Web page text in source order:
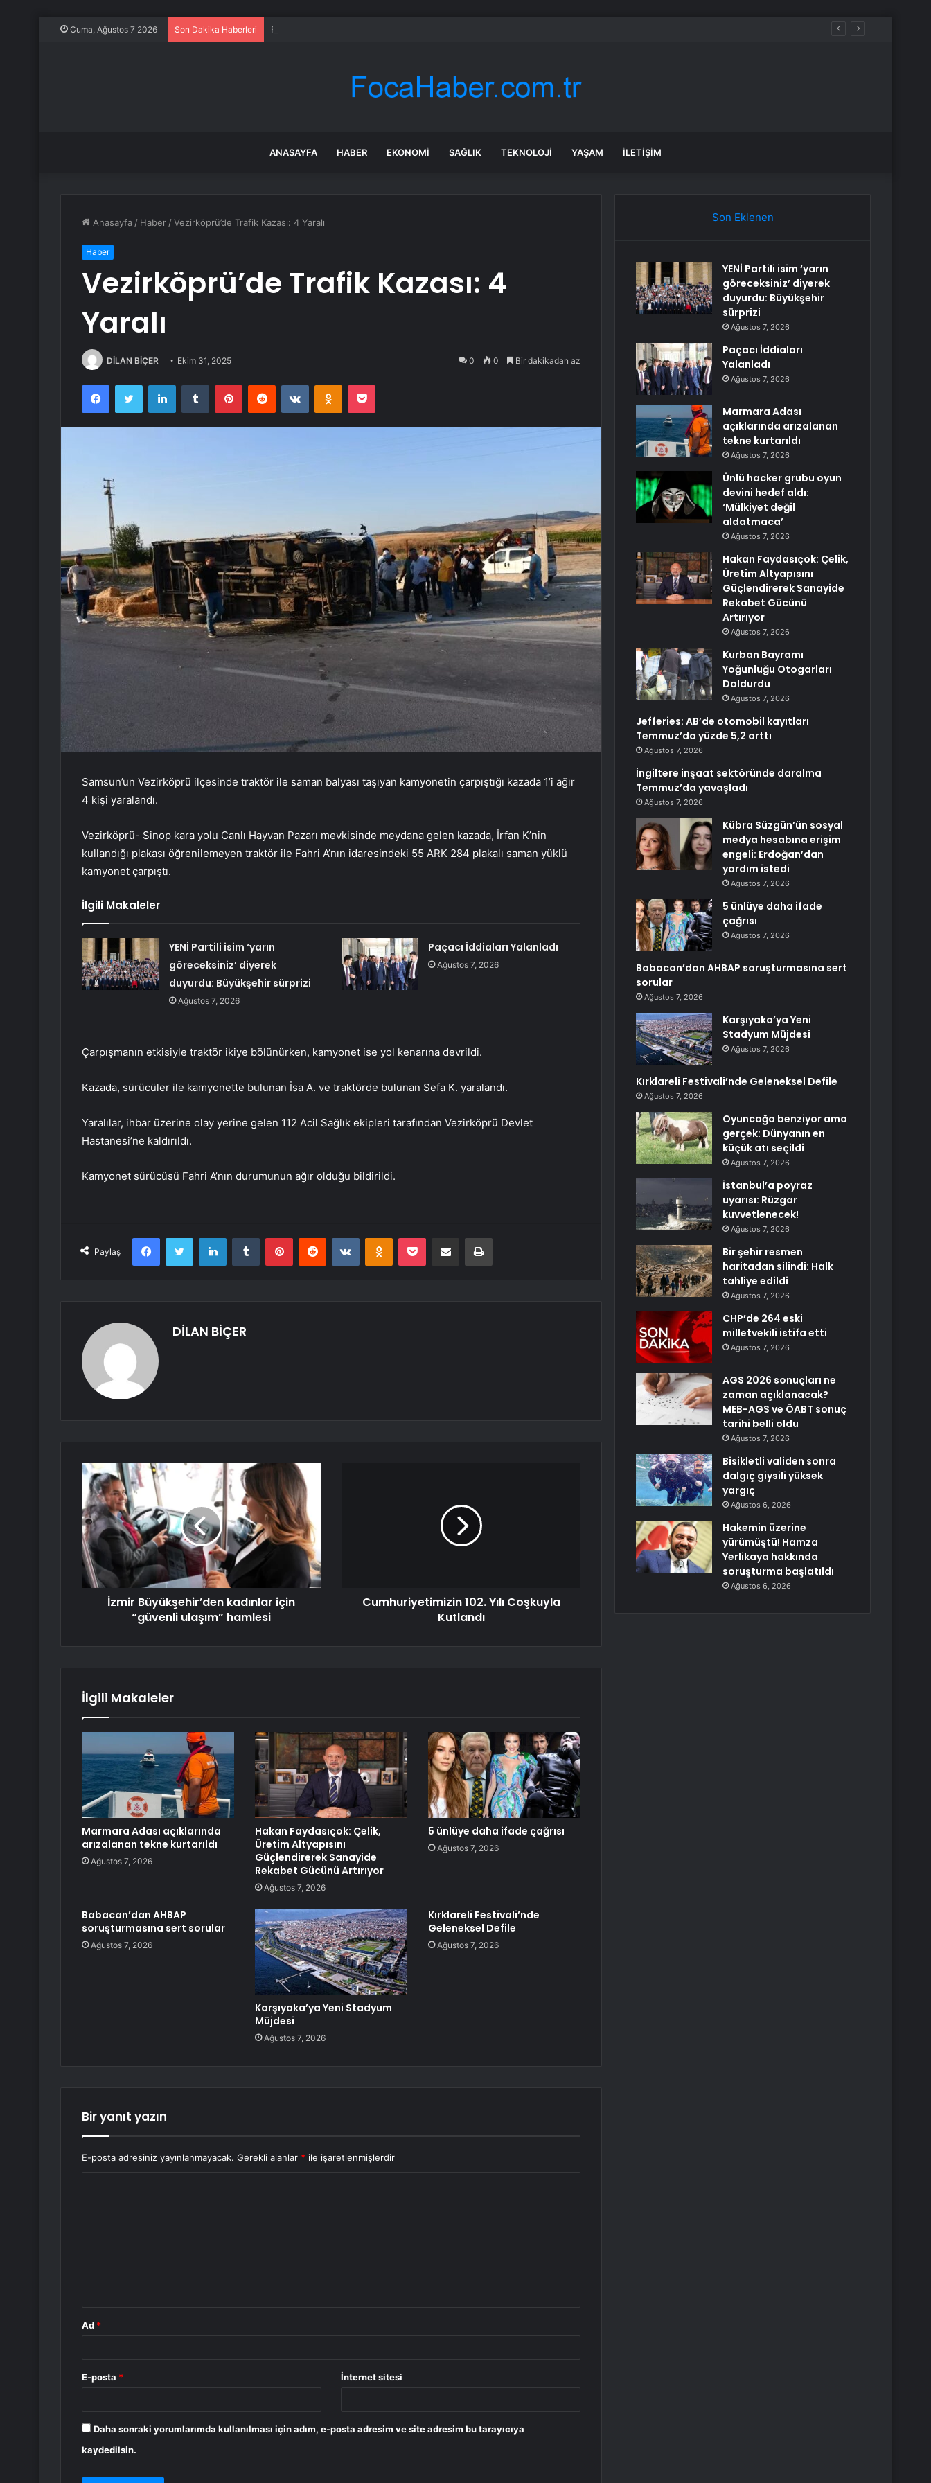
Cuma, Ağustos 7 2026 Son Dakika Haberleri Paçacı İddiaları Yalanladı
ANASAYFA HABER EKONOMI SAĞLIK TEKNOLOJI YAŞAM İLETIŞIM
Anasayfa / Haber /Vezirköprü’de Trafik Kazası: 4 Yaralı
Haber
Vezirköprü’de Trafik Kazası: 4
Yaralı
DİLAN BİÇER Ekim 31, 2025 0 0 Bir dakikadan az
FacebookTwitter LinkedInTumblr PinterestReddit VKontakteOdnoklassniki
Pocket
Samsun’un Vezirköprü ilçesinde traktör ile saman balyası taşıyan kamyonetin çarpıştığı kazada 1’i ağır
4 kişi yaralandı.
Vezirköprü- Sinop kara yolu Canlı Hayvan Pazarı mevkisinde meydana gelen kazada, İrfan K’nin
kullandığı plakası öğrenilemeyen traktör ile Fahri A’nın idaresindeki 55 ARK 284 plakalı saman yüklü
kamyonet çarpıştı.
İlgili Makaleler
YENİ Partili isim ‘yarın
göreceksiniz’ diyerek
duyurdu: Büyükşehir sürprizi
Ağustos 7, 2026
Paçacı İddiaları Yalanladı
Ağustos 7, 2026
Çarpışmanın etkisiyle traktör ikiye bölünürken, kamyonet ise yol kenarına devrildi.
Kazada, sürücüler ile kamyonette bulunan İsa A. ve traktörde bulunan Sefa K. yaralandı.
Yaralılar, ihbar üzerine olay yerine gelen 112 Acil Sağlık ekipleri tarafından Vezirköprü Devlet
Hastanesi’ne kaldırıldı.
Kamyonet sürücüsü Fahri A’nın durumunun ağır olduğu bildirildi.
Paylaş
FacebookTwitter LinkedInTumblr PinterestReddit VKontakteOdnoklassniki
Pocket E-Posta ile paylaş Yazdır
DİLAN BİÇER
İzmir Büyükşehir’den kadınlar için
“güvenli ulaşım” hamlesi
Cumhuriyetimizin 102. Yılı Coşkuyla
Kutlandı
İlgili Makaleler
Marmara Adası açıklarında
arızalanan tekne kurtarıldı
Ağustos 7, 2026
Hakan Faydasıçok: Çelik,
Üretim Altyapısını
Güçlendirerek Sanayide
Rekabet Gücünü Artırıyor
Ağustos 7, 2026
5 ünlüye daha ifade çağrısı
Ağustos 7, 2026
Babacan’dan AHBAP
soruşturmasına sert sorular
Ağustos 7, 2026
Karşıyaka’ya Yeni Stadyum
Müjdesi
Ağustos 7, 2026
Kırklareli Festivali’nde
Geleneksel Defile
Ağustos 7, 2026
Bir yanıt yazın
E-posta adresiniz yayınlanmayacak. Gerekli alanlar * ile işaretlenmişlerdir
Ad *
E-posta * İnternet sitesi
Daha sonraki yorumlarımda kullanılması için adım, e-posta adresim ve site adresim bu tarayıcıya
kaydedilsin.
Son Eklenen
YENİ Partili isim ‘yarın
göreceksiniz’ diyerek
duyurdu: Büyükşehir
sürprizi
Ağustos 7, 2026
Paçacı İddiaları
Yalanladı
Ağustos 7, 2026
Marmara Adası
açıklarında arızalanan
tekne kurtarıldı
Ağustos 7, 2026
Ünlü hacker grubu oyun
devini hedef aldı:
‘Mülkiyet değil
aldatmaca’
Ağustos 7, 2026
Hakan Faydasıçok: Çelik,
Üretim Altyapısını
Güçlendirerek Sanayide
Rekabet Gücünü
Artırıyor
Ağustos 7, 2026
Kurban Bayramı
Yoğunluğu Otogarları
Doldurdu
Ağustos 7, 2026
Jefferies: AB’de otomobil kayıtları
Temmuz’da yüzde 5,2 arttı
Ağustos 7, 2026
İngiltere inşaat sektöründe daralma
Temmuz’da yavaşladı
Ağustos 7, 2026
Kübra Süzgün’ün sosyal
medya hesabına erişim
engeli: Erdoğan’dan
yardım istedi
Ağustos 7, 2026
5 ünlüye daha ifade
çağrısı
Ağustos 7, 2026
Babacan’dan AHBAP soruşturmasına sert
sorular
Ağustos 7, 2026
Karşıyaka’ya Yeni
Stadyum Müjdesi
Ağustos 7, 2026
Kırklareli Festivali’nde Geleneksel Defile
Ağustos 7, 2026
Oyuncağa benziyor ama
gerçek: Dünyanın en
küçük atı seçildi
Ağustos 7, 2026
İstanbul’a poyraz
uyarısı: Rüzgar
kuvvetlenecek!
Ağustos 7, 2026
Bir şehir resmen
haritadan silindi: Halk
tahliye edildi
Ağustos 7, 2026
CHP’de 264 eski
milletvekili istifa etti
Ağustos 7, 2026
AGS 2026 sonuçları ne
zaman açıklanacak?
MEB-AGS ve ÖABT sonuç
tarihi belli oldu
Ağustos 7, 2026
Bisikletli validen sonra
dalgıç giysili yüksek
yargıç
Ağustos 6, 2026
Hakemin üzerine
yürümüştü! Hamza
Yerlikaya hakkında
soruşturma başlatıldı
Ağustos 6, 2026